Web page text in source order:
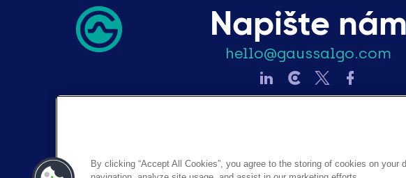
Napište nám
hello@gaussalgo.com
By clicking “Accept All Cookies”, you agree to the storing of cookies on your